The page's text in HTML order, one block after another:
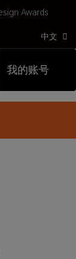
Awards
中文
我的账号